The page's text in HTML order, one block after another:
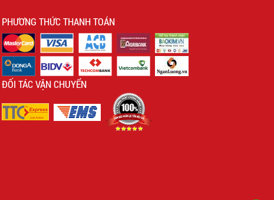
PHƯƠNG THỨC THANH TOÁN
ĐỐI TÁC VẬN CHUYỂN